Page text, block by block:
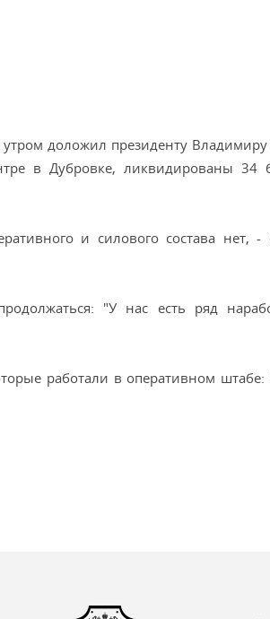
доложил президенту
в Дубровке, ликвидированы 34
и силового состава нет, -
"У нас есть ряд
работали в оперативном